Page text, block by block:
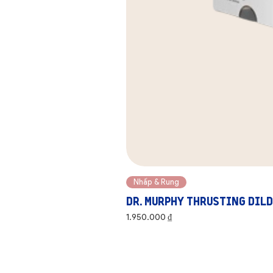
Nhấp & Rung
Dr. Murphy Thrusting
Giá
1.950.000 ₫